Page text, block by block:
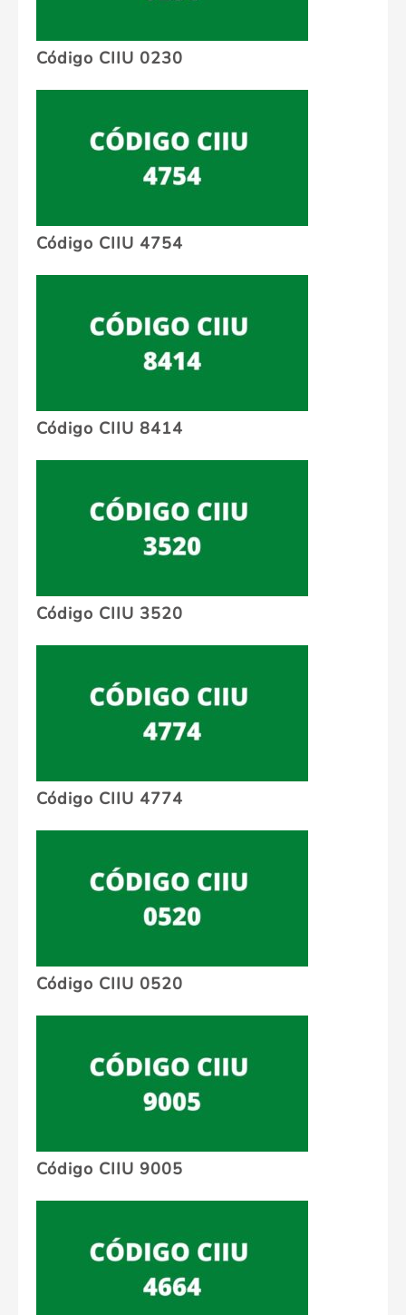
Código CIIU 0230
Código CIIU 4754
Código CIIU 8414
Código CIIU 3520
Código CIIU 4774
Código CIIU 0520
Código CIIU 9005